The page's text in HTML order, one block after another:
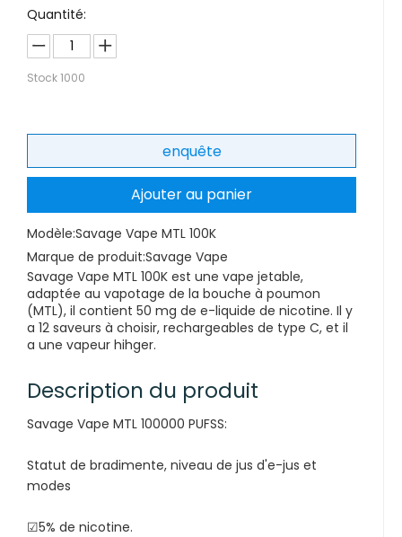
Quantité:
Stock1000
enquête
Ajouter au panier
Modèle:Savage Vape MTL 100K
Marque de produit:Savage Vape
Savage Vape MTL 100K est une vape jetable,
adaptée au vapotage de la bouche à poumon
(MTL), il contient 50 mg de e-liquide de nicotine. Il y
a 12 saveurs à choisir, rechargeables de type C, et il
a une vapeur hihger.
Description du produit
Savage Vape MTL 100000 PUFSS:
Statut de bradimente, niveau de jus d'e-jus et
modes
☑5% de nicotine.